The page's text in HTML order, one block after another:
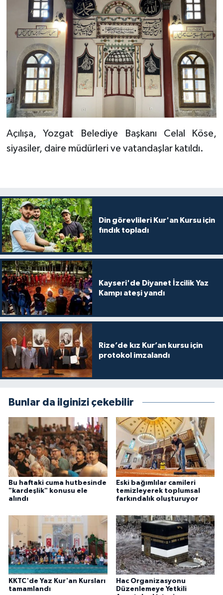
Açılışa, Yozgat Belediye Başkanı Celal Köse,
siyasiler, daire müdürleri ve vatandaşlar katıldı.
Din görevlileri Kur'an Kursu için
fındık topladı
Kayseri'de Diyanet İzcilik Yaz
Kampı ateşi yandı
Rize’de kız Kur’an kursu için
protokol imzalandı
Bunlar da ilginizi çekebilir
Bu haftaki cuma hutbesinde
"kardeşlik" konusu ele
alındı
Eski bağımlılar camileri
temizleyerek toplumsal
farkındalık oluşturuyor
KKTC'de Yaz Kur'an Kursları
tamamlandı
Hac Organizasyonu
Düzenlemeye Yetkili
Elazığ Müftülüğü
Erzincan Müftülüğü
Erzurum Müftülüğü
Eskişehir Müftülüğü
Gaziantep Müftülüğü
Giresun Müftülüğü
Hatay Müftülüğü
Iğdır Müftülüğü
Isparta Müftülüğü
İstanbul Müftülüğü
İzmir Müftülüğü
Kahramanmaraş Müftülüğü
Karabük Müftülüğü
Kastamonu Müftülüğü
Kayseri Müftülüğü
Kilis Müftülüğü
Kırklareli Müftülüğü
Kırşehir Müftülüğü
Kocaeli Müftülüğü